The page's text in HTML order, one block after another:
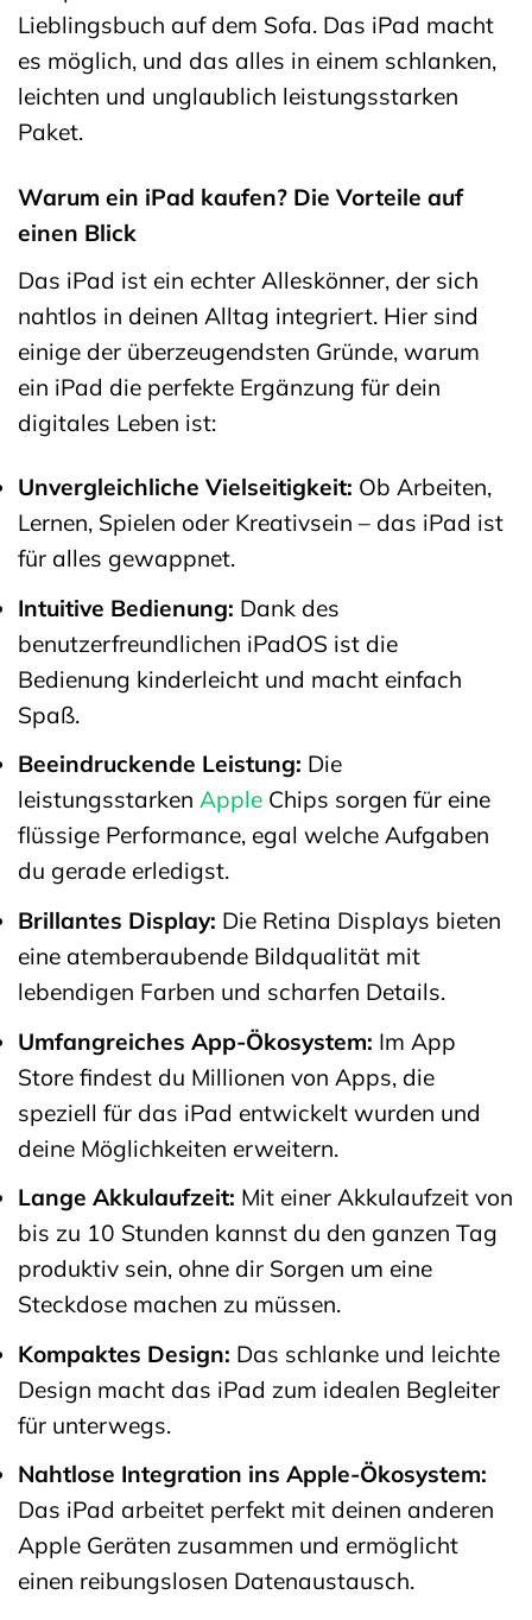
Lieblingsbuch auf dem Sofa. Das iPad macht
es möglich, und das alles in einem schlanken,
leichten und unglaublich leistungsstarken
Paket.
Warum ein iPad kaufen? Die Vorteile auf
einen Blick
Das iPad ist ein echter Alleskönner, der sich
nahtlos in deinen Alltag integriert. Hier sind
einige der überzeugendsten Gründe, warum
ein iPad die perfekte Ergänzung für dein
digitales Leben ist:
Unvergleichliche Vielseitigkeit: Ob Arbeiten,
Lernen, Spielen oder Kreativsein – das iPad ist
für alles gewappnet.
Intuitive Bedienung: Dank des
benutzerfreundlichen iPadOS ist die
Bedienung kinderleicht und macht einfach
Spaß.
Beeindruckende Leistung: Die
leistungsstarken Apple Chips sorgen für eine
flüssige Performance, egal welche Aufgaben
du gerade erledigst.
Brillantes Display: Die Retina Displays bieten
eine atemberaubende Bildqualität mit
lebendigen Farben und scharfen Details.
Umfangreiches App-Ökosystem: Im App
Store findest du Millionen von Apps, die
speziell für das iPad entwickelt wurden und
deine Möglichkeiten erweitern.
Lange Akkulaufzeit: Mit einer Akkulaufzeit von
bis zu 10 Stunden kannst du den ganzen Tag
produktiv sein, ohne dir Sorgen um eine
Steckdose machen zu müssen.
Kompaktes Design: Das schlanke und leichte
Design macht das iPad zum idealen Begleiter
für unterwegs.
Nahtlose Integration ins Apple-Ökosystem:
Das iPad arbeitet perfekt mit deinen anderen
Apple Geräten zusammen und ermöglicht
einen reibungslosen Datenaustausch.